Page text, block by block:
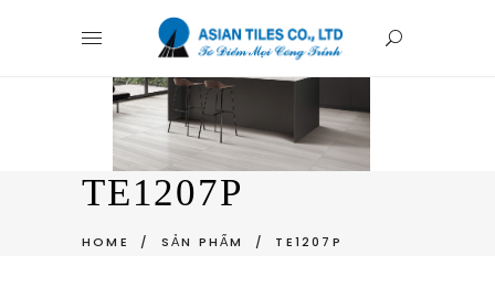
TE1207P
HOME / SẢN PHẨM / TE1207P